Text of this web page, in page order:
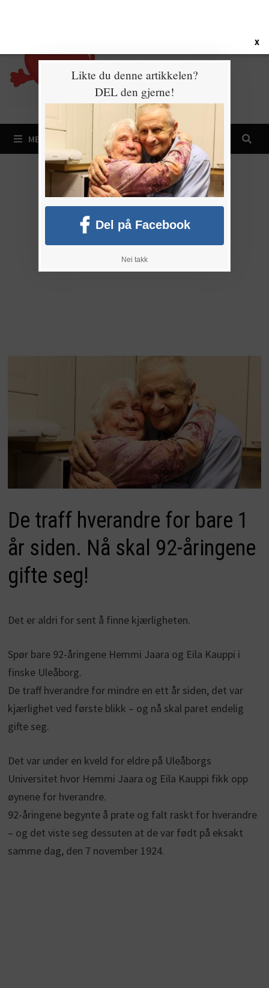
MENY
De traff hverandre for bare 1
år siden. Nå skal 92-åringene
gifte seg!
Det er aldri for sent å finne kjærligheten.
Spør bare 92-åringene Hemmi Jaara og Eila Kauppi i
finske Uleåborg.
De traff hverandre for mindre en ett år siden, det var
kjærlighet ved første blikk – og nå skal paret endelig
gifte seg.
Det var under en kveld for eldre på Uleåborgs
Universitet hvor Hemmi Jaara og Eila Kauppi fikk opp
øynene for hverandre.
92-åringene begynte å prate og falt raskt for hverandre
– og det viste seg dessuten at de var født på eksakt
samme dag, den 7 november 1924.
X
Likte du denne artikkelen?
DEL den gjerne!
Del på Facebook
Nei takk